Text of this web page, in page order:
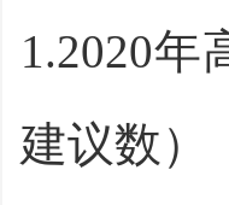
1.2020
建议数）